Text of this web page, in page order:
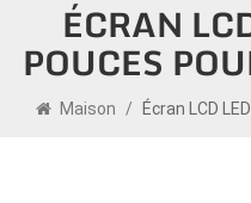
ÉCRAN
POUCES
Maison / Écran LCD